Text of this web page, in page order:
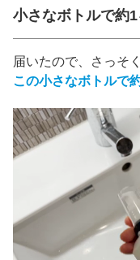
小さなボトルで約1
届いたので、さっそ
この小さなボトルで